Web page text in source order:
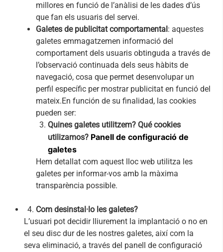
millores en funció de l’anàlisi de les dades d’ús
que fan els usuaris del servei.
Galetes de publicitat comportamental: aquestes
galetes emmagatzemen informació del
comportament dels usuaris obtinguda a través de
l’observació continuada dels seus hàbits de
navegació, cosa que permet desenvolupar un
perfil específic per mostrar publicitat en funció del
mateix.En función de su finalidad, las cookies
pueden ser:
Quines galetes utilitzem? Qué cookies
utilizamos? Panell de configuració de
galetes
Hem detallat com aquest lloc web utilitza les
galetes per informar-vos amb la màxima
transparència possible.
Com desinstal·lo les galetes?
L’usuari pot decidir lliurement la implantació o no en
el seu disc dur de les nostres galetes, així com la
seva eliminació, a través del panell de configuració